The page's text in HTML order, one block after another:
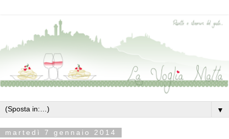
▼
martedì 7 gennaio 2014